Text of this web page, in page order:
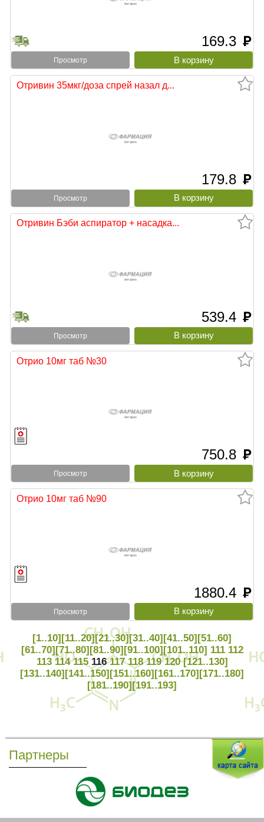
169.3 руб
Просмотр
Отривин 35мкг/доза спрей назал д...
179.8 руб
Просмотр
Отривин Бэби аспиратор + насадка...
539.4 руб
Просмотр
Отрио 10мг таб №30
750.8 руб
Просмотр
Отрио 10мг таб №90
1880.4 руб
Просмотр
[1..10][11..20][21..30][31..40][41..50][51..60]
[61..70][71..80][81..90][91..100][101..110] 111 112
113 114 115 116 117 118 119 120 [121..130]
[131..140][141..150][151..160][161..170][171..180]
[181..190][191..193]
Партнеры